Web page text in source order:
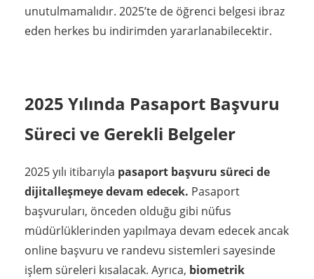
unutulmamalıdır. 2025’te de öğrenci belgesi ibraz
eden herkes bu indirimden yararlanabilecektir.
2025 Yılında Pasaport Başvuru
Süreci ve Gerekli Belgeler
2025 yılı itibarıyla pasaport başvuru süreci de
dijitalleşmeye devam edecek. Pasaport
başvuruları, önceden olduğu gibi nüfus
müdürlüklerinden yapılmaya devam edecek ancak
online başvuru ve randevu sistemleri sayesinde
işlem süreleri kısalacak. Ayrıca, biometrik